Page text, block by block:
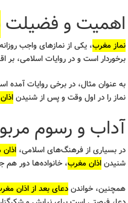
اهمیت و فضیلت
نماز مغرب، یکی از نمازهای واجب
برخوردار است و در روایات اسلامی، بر
به عنوان مثال، در برخی روایات آمده
نماز را در اول وقت و پس از شنیدن
آداب و رسوم
در بسیاری از فرهنگ‌های اسلامی،
شنیدناذان مغرب، خانواده‌ها دور
همچنین، خواندندعای بعد از اذان